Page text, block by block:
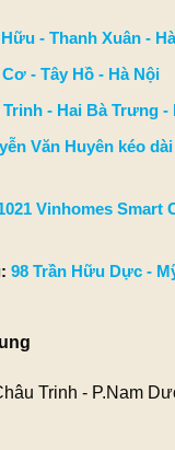
- Thanh Xuân -
- Tây Hồ - Hà Nội
Trinh - Hai Bà Trưng -
Văn Huyên kéo
Vinhomes Smart
98 Trần Hữu Dực -
Trinh - P.Nam